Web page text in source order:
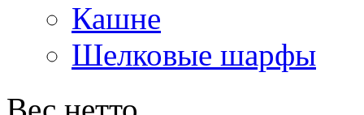
Кашне
Шелковые шарфы